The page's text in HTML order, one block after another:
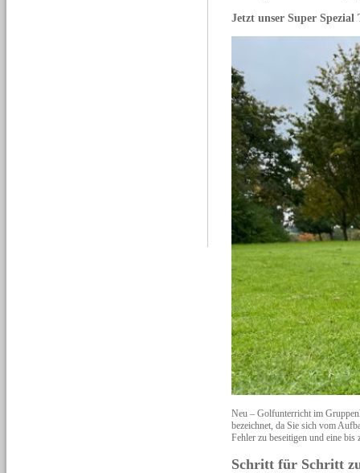
Jetzt unser Super
Neu – Golfunterricht im
bezeichnet, da Sie sich vom
Fehler zu beseitigen und eine
Schritt für Schritt